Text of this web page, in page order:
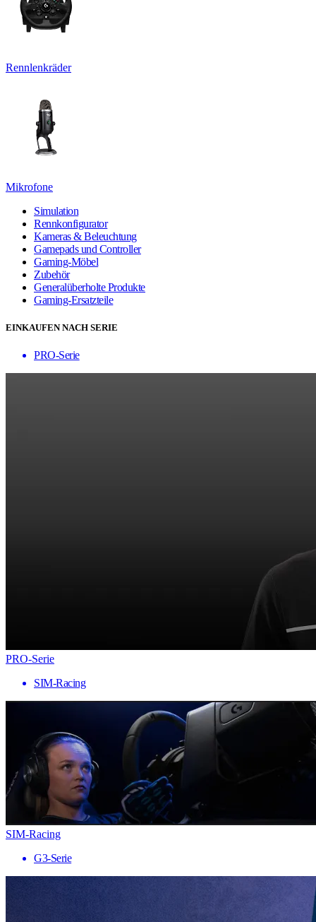
Rennlenkräder
Mikrofone
Simulation
Rennkonfigurator
Kameras & Beleuchtung
Gamepads und Controller
Gaming-Möbel
Zubehör
Generalüberholte Produkte
Gaming-Ersatzteile
EINKAUFEN NACH SERIE
PRO-Serie
PRO-Serie
SIM-Racing
SIM-Racing
G3-Serie